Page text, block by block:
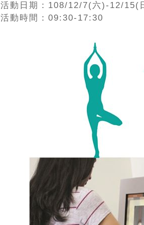
活動日期：108/12/7(六)-12/15(
活動時間：09:30-17:30